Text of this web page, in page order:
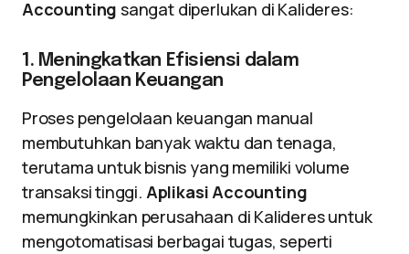
Accounting sangat diperlukan di Kalideres:
1. Meningkatkan Efisiensi dalam
Pengelolaan Keuangan
Proses pengelolaan keuangan manual
membutuhkan banyak waktu dan tenaga,
terutama untuk bisnis yang memiliki volume
transaksi tinggi. Aplikasi Accounting
memungkinkan perusahaan di Kalideres untuk
mengotomatisasi berbagai tugas, seperti